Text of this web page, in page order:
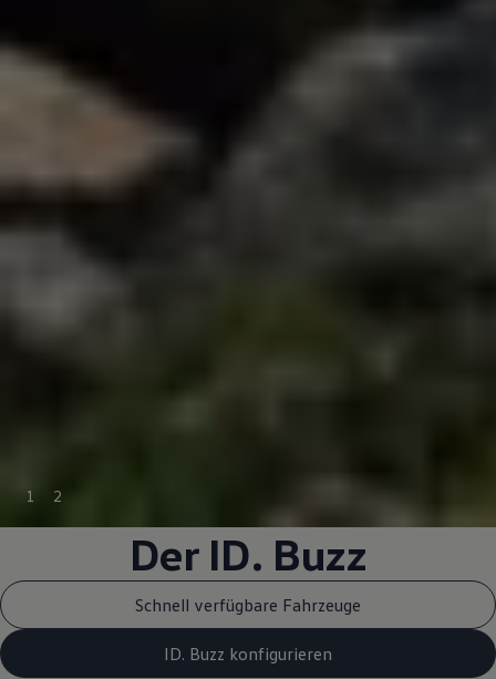
1 2
Der ID. Buzz
Schnell verfügbare Fahrzeuge
ID. Buzz konfigurieren